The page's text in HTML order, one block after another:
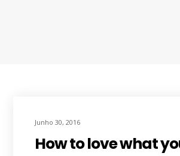
Junho 30, 2016
How to love what